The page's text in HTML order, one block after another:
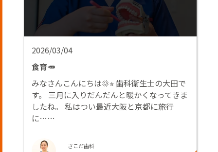
2026/03/04
食育🥕
みなさんこんにちは🌞⭐︎ 歯科衛生士の大田で
す。 三月に入りだんだんと暖かくなってきま
したね。 私はつい最近大阪と京都に旅行
に……
さこだ歯科